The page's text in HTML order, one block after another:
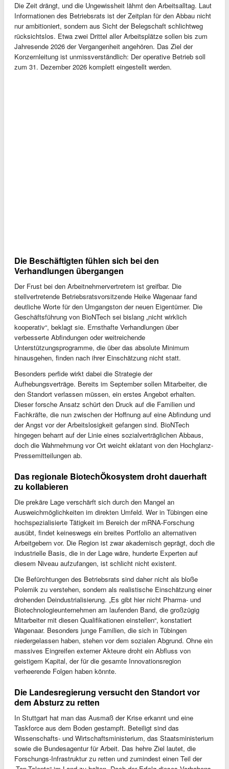
Die Zeit drängt, und die Ungewissheit lähmt den Arbeitsalltag. Laut
Informationen des Betriebsrats ist der Zeitplan für den Abbau nicht
nur ambitioniert, sondern aus Sicht der Belegschaft schlichtweg
rücksichtslos. Etwa zwei Drittel aller Arbeitsplätze sollen bis zum
Jahresende 2026 der Vergangenheit angehören. Das Ziel der
Konzernleitung ist unmissverständlich: Der operative Betrieb soll
zum 31. Dezember 2026 komplett eingestellt werden.
Die Beschäftigten fühlen sich bei den
Verhandlungen übergangen
Der Frust bei den Arbeitnehmervertretern ist greifbar. Die
stellvertretende Betriebsratsvorsitzende Heike Wagenaar fand
deutliche Worte für den Umgangston der neuen Eigentümer. Die
Geschäftsführung von BioNTech sei bislang „nicht wirklich
kooperativ“, beklagt sie. Ernsthafte Verhandlungen über
verbesserte Abfindungen oder weitreichende
Unterstützungsprogramme, die über das absolute Minimum
hinausgehen, finden nach ihrer Einschätzung nicht statt.
Besonders perfide wirkt dabei die Strategie der
Aufhebungsverträge. Bereits im September sollen Mitarbeiter, die
den Standort verlassen müssen, ein erstes Angebot erhalten.
Dieser forsche Ansatz schürt den Druck auf die Familien und
Fachkräfte, die nun zwischen der Hoffnung auf eine Abfindung und
der Angst vor der Arbeitslosigkeit gefangen sind. BioNTech
hingegen beharrt auf der Linie eines sozialverträglichen Abbaus,
doch die Wahrnehmung vor Ort weicht eklatant von den Hochglanz-
Pressemitteilungen ab.
Das regionale BiotechÖkosystem droht dauerhaft
zu kollabieren
Die prekäre Lage verschärft sich durch den Mangel an
Ausweichmöglichkeiten im direkten Umfeld. Wer in Tübingen eine
hochspezialisierte Tätigkeit im Bereich der mRNA-Forschung
ausübt, findet keineswegs ein breites Portfolio an alternativen
Arbeitgebern vor. Die Region ist zwar akademisch geprägt, doch die
industrielle Basis, die in der Lage wäre, hunderte Experten auf
diesem Niveau aufzufangen, ist schlicht nicht existent.
Die Befürchtungen des Betriebsrats sind daher nicht als bloße
Polemik zu verstehen, sondern als realistische Einschätzung einer
drohenden Deindustrialisierung. „Es gibt hier nicht Pharma- und
Biotechnologieunternehmen am laufenden Band, die großzügig
Mitarbeiter mit diesen Qualifikationen einstellen“, konstatiert
Wagenaar. Besonders junge Familien, die sich in Tübingen
niedergelassen haben, stehen vor dem sozialen Abgrund. Ohne ein
massives Eingreifen externer Akteure droht ein Abfluss von
geistigem Kapital, der für die gesamte Innovationsregion
verheerende Folgen haben könnte.
Die Landesregierung versucht den Standort vor
dem Absturz zu retten
In Stuttgart hat man das Ausmaß der Krise erkannt und eine
Taskforce aus dem Boden gestampft. Beteiligt sind das
Wissenschafts- und Wirtschaftsministerium, das Staatsministerium
sowie die Bundesagentur für Arbeit. Das hehre Ziel lautet, die
Forschungs-Infrastruktur zu retten und zumindest einen Teil der